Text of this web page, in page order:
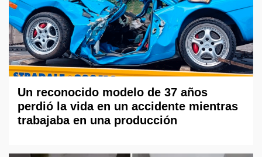
Un reconocido modelo de 37 años
perdió la vida en un accidente mientras
trabajaba en una producción